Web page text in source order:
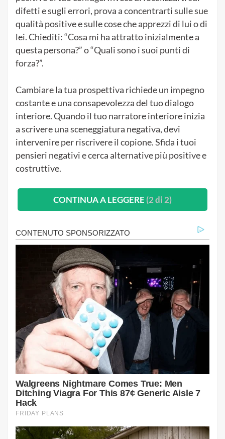
difetti e sugli errori, prova a concentrarti sulle sue
qualità positive e sulle cose che apprezzi di lui o di
lei. Chiediti: “Cosa mi ha attratto inizialmente a
questa persona?” o “Quali sono i suoi punti di
forza?”.
Cambiare la tua prospettiva richiede un impegno
costante e una consapevolezza del tuo dialogo
interiore. Quando il tuo narratore interiore inizia
a scrivere una sceneggiatura negativa, devi
intervenire per riscrivere il copione. Sfida i tuoi
pensieri negativi e cerca alternative più positive e
costruttive.
CONTINUA A LEGGERE (2 di 2)